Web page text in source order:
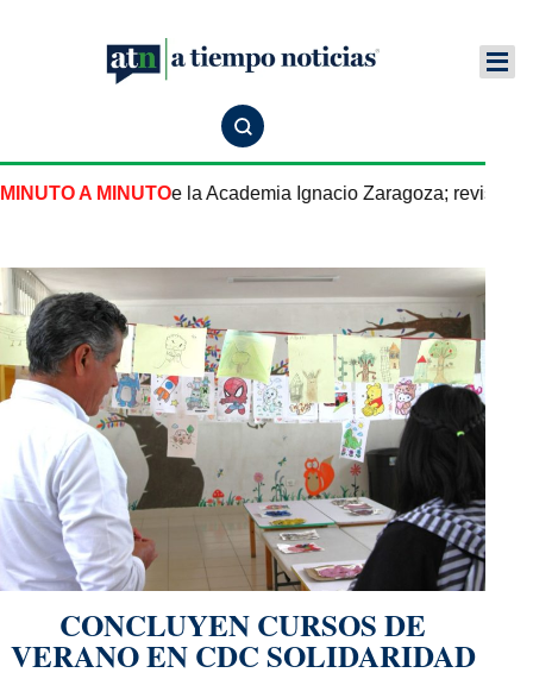
MINUTO A MINUTO
el futuro de la Academia Ignacio Zaragoza; revisión
CONCLUYEN CURSOS DE
VERANO EN CDC SOLIDARIDAD